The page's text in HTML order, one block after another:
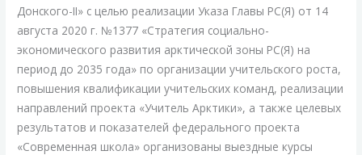
Донского-II» с целью реализации Указа Главы РС(Я) от 14
августа 2020 г. №1377 «Стратегия социально-
экономического развития арктической зоны РС(Я) на
период до 2035 года» по организации учительского роста,
повышения квалификации учительских команд, реализации
направлений проекта «Учитель Арктики», а также целевых
результатов и показателей федерального проекта
«Современная школа» организованы выездные курсы
Петербурге